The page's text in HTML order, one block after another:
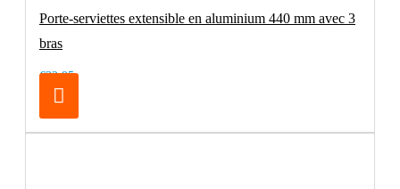
Porte-serviettes extensible en aluminium 440 mm avec 3
bras
€32.95